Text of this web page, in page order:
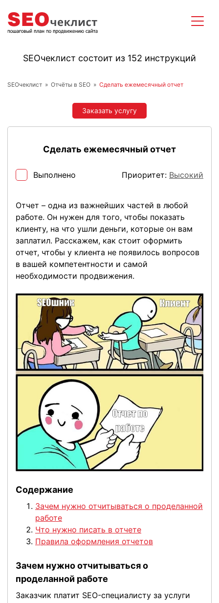
SEOчеклист состоит из 152 инструкций
SEOчеклист Отчёты в SEO Сделать ежемесячный отчет
Заказать услугу
Выполнено
Сделать ежемесячный отчет
Приоритет: Высокий
Отчет – одна из важнейших частей в любой
работе. Он нужен для того, чтобы показать
клиенту, на что ушли деньги, которые он вам
заплатил. Расскажем, как стоит оформить
отчет, чтобы у клиента не появилось вопросов
в вашей компетентности и самой
необходимости продвижения.
Содержание
Зачем нужно отчитываться о проделанной
работе
Что нужно писать в отчете
Правила оформления отчетов
Зачем нужно отчитываться о
проделанной работе
Заказчик платит SEO-специалисту за услуги